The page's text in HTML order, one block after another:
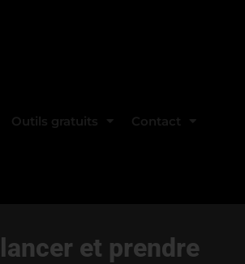
Outils gratuits Contact
et prendre